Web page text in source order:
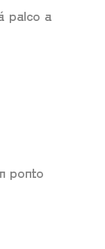
palco a
ponto